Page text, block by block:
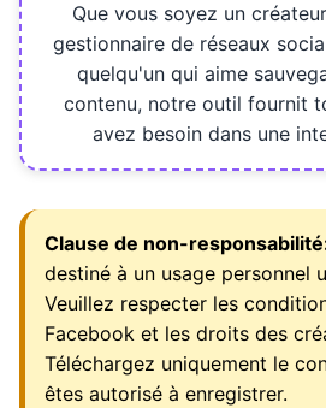
Que vous soyez un
gestionnaire de réseaux
quelqu'un qui aime
contenu, notre outil fournit
avez besoin dans une
Clause de non-
destiné à un usage personnel
Veuillez respecter les
Facebook et les droits des
Téléchargez uniquement le
êtes autorisé à enregistrer.